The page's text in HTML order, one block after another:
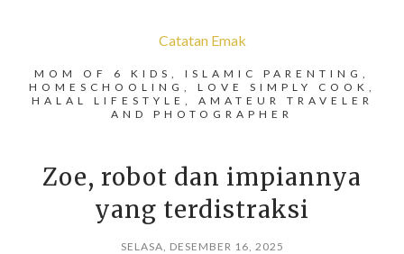
Catatan Emak
MOM OF 6 KIDS, ISLAMIC PARENTING,
HOMESCHOOLING, LOVE SIMPLY COOK,
HALAL LIFESTYLE, AMATEUR TRAVELER
AND PHOTOGRAPHER
Zoe, robot dan impiannya
yang terdistraksi
SELASA, DESEMBER 16, 2025